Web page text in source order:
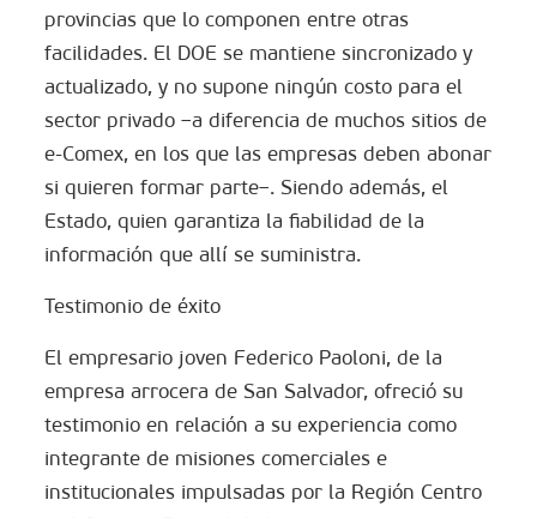
provincias que lo componen entre otras
facilidades. El DOE se mantiene sincronizado y
actualizado, y no supone ningún costo para el
sector privado –a diferencia de muchos sitios de
e-Comex, en los que las empresas deben abonar
si quieren formar parte–. Siendo además, el
Estado, quien garantiza la fiabilidad de la
información que allí se suministra.
Testimonio de éxito
El empresario joven Federico Paoloni, de la
empresa arrocera de San Salvador, ofreció su
testimonio en relación a su experiencia como
integrante de misiones comerciales e
institucionales impulsadas por la Región Centro